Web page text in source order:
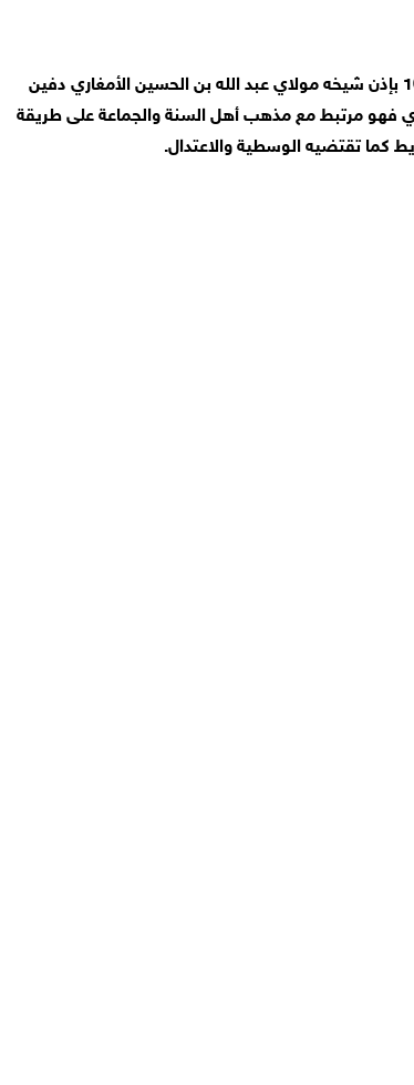
الزاوية الريسونية أسست في أثناء معركة وادي المخازن الشهيرة التي وقعت في 1578 ميلادية على يد سيدي امحمد بن علي بن ريسون المتوفى عام 1609 بإذن شيخه مولاي عبد الله بن الحسين الأمغاري دفين
فهو مرتبط مع مذهب أهل السنة والجماعة على طريقة
كما تقتضيه الوسطية والاعتدال.